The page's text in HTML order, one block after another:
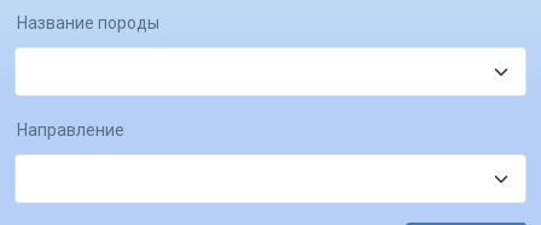
Название породы
Направление